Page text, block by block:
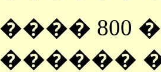
���� 800
������